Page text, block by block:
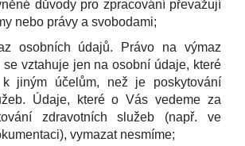
důvody pro zpracování převažují
nebo právy a svobodami;
osobních údajů. Právo na výmaz
vztahuje jen na osobní údaje, které
k jiným účelům, než je poskytování
Údaje, které o Vás vedeme za
zdravotních služeb (např. ve
vymazat nesmíme;